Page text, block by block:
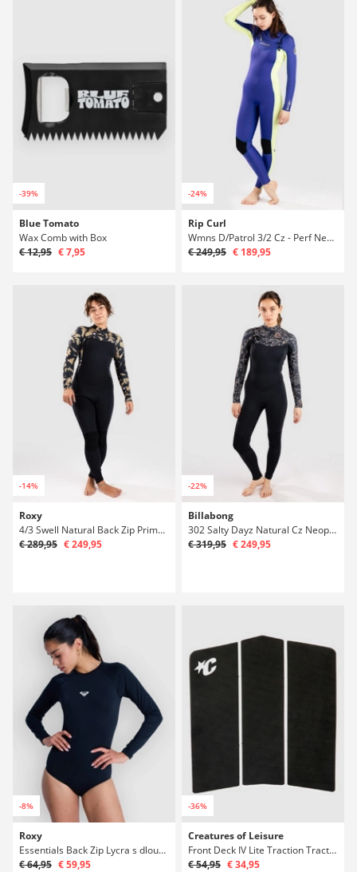
-39%
Blue Tomato
Wax Comb with Box
€ 12,95 € 7,95
-24%
Rip Curl
Wmns D/Patrol 3/2 Cz - Perf Neoprén
€ 249,95 € 189,95
-14%
Roxy
4/3 Swell Natural Back Zip Primaloft Neoprén
€ 289,95 € 249,95
-22%
Billabong
302 Salty Dayz Natural Cz Neoprén
€ 319,95 € 249,95
-8%
Roxy
Essentials Back Zip Lycra s dlouhým rukávem
€ 64,95 € 59,95
-36%
Creatures of Leisure
Front Deck IV Lite Traction Traction Výstelka
€ 54,95 € 34,95